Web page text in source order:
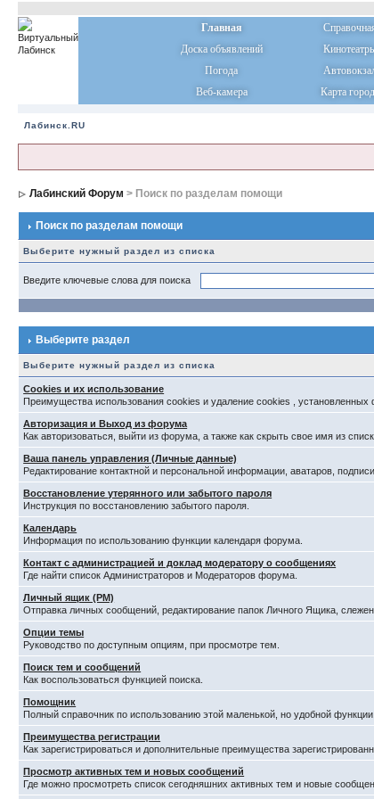
Главная
Доска объявлений
Погода
Веб-камера
Карта
Лабинск.RU
Лабинский Форум > Поиск по разделам помощи
Поиск по разделам помощи
Выберите нужный раздел из списка
Введите ключевые слова для поиска
Выберите раздел
Выберите нужный раздел из списка
Cookies и их использование
Преимущества использования cookies и удаление cookies , установленных
Авторизация и Выход из форума
Как авторизоваться, выйти из форума, а также как скрыть свое имя из
Ваша панель управления (Личные данные)
Редактирование контактной и персональной информации, аватаров,
Восстановление утерянного или забытого пароля
Инструкция по восстановлению забытого пароля.
Календарь
Информация по использованию функции календаря форума.
Контакт с администрацией и доклад модератору о сообщениях
Где найти список Администраторов и Модераторов форума.
Личный ящик (PM)
Отправка личных сообщений, редактирование папок Личного Ящика,
Опции темы
Руководство по доступным опциям, при просмотре тем.
Поиск тем и сообщений
Как воспользоваться функцией поиска.
Помощник
Полный справочник по использованию этой маленькой, но удобной функции.
Преимущества регистрации
Как зарегистрироваться и дополнительные преимущества
Просмотр активных тем и новых сообщений
Где можно просмотреть список сегодняшних активных тем и новые